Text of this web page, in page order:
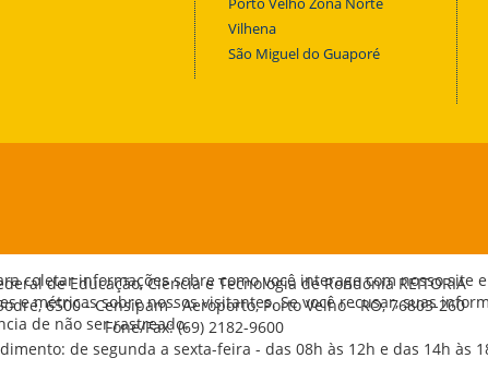
Porto Velho Zona Norte
Vilhena
São Miguel do Guaporé
de Educação, Ciência e Tecnologia de Rondônia REITORIA
6500 - Censipam - Aeroporto, Porto Velho - RO, 76803-260
Fone/Fax: (69) 2182-9600
de segunda a sexta-feira - das 08h às 12h e das 14h às
coletar informações sobre como você interage com nosso
e métricas sobre nossos visitantes. Se você recusar, suas
de não ser rastreado.